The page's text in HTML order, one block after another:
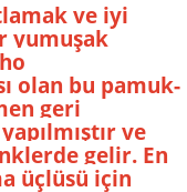
ve iyi
yumuşak
olan bu pamuk-
geri
ve
gelir. En
üçlüsü için